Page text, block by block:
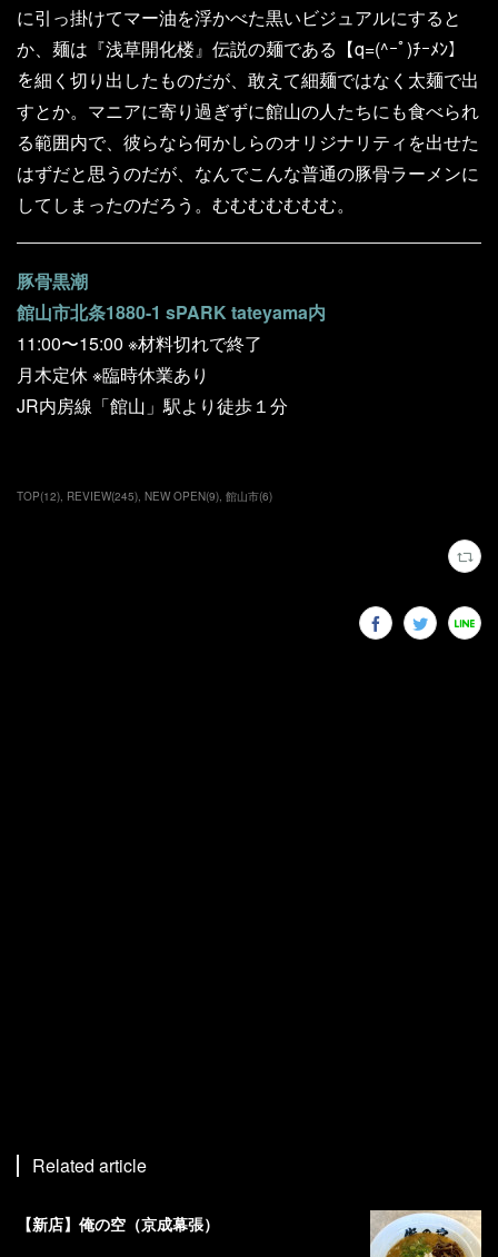
に引っ掛けてマー油を浮かべた黒いビジュアルにすると
か、麺は『浅草開化楼』伝説の麺である【q=(^ｰﾟ)ﾁｰﾒﾝ】
を細く切り出したものだが、敢えて細麺ではなく太麺で出
すとか。マニアに寄り過ぎずに館山の人たちにも食べられ
る範囲内で、彼らなら何かしらのオリジナリティを出せた
はずだと思うのだが、なんでこんな普通の豚骨ラーメンに
してしまったのだろう。むむむむむむむ。
豚骨黒潮
館山市北条1880-1 sPARK tateyama内
11:00〜15:00 ※材料切れで終了
月木定休 ※臨時休業あり
JR内房線「館山」駅より徒歩１分
TOP(12) REVIEW(245) NEW OPEN(9) 館山市(6)
Related article
【新店】俺の空（京成幕張）